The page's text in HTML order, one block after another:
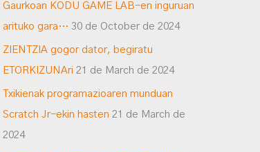
Gaurkoan KODU GAME LAB-en inguruan
arituko gara… 30 de October de 2024
ZIENTZIA gogor dator, begiratu
ETORKIZUNAri 21 de March de 2024
Txikienak programazioaren munduan
Scratch Jr-ekin hasten 21 de March de
2024